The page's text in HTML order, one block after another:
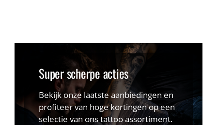
Super scherpe acties
Bekijk onze laatste aanbiedingen en
profiteer van hoge kortingen op een
selectie van ons tattoo assortiment.